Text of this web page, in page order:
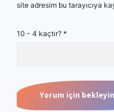
site adresim bu tarayıcıya
10 - 4 kaçtır? *